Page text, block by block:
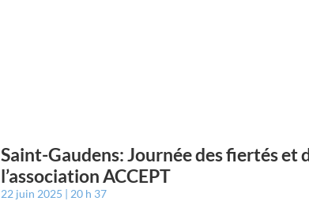
Saint-Gaudens: Journée des fiertés et
l’association ACCEPT
22 juin 2025 20 h 37